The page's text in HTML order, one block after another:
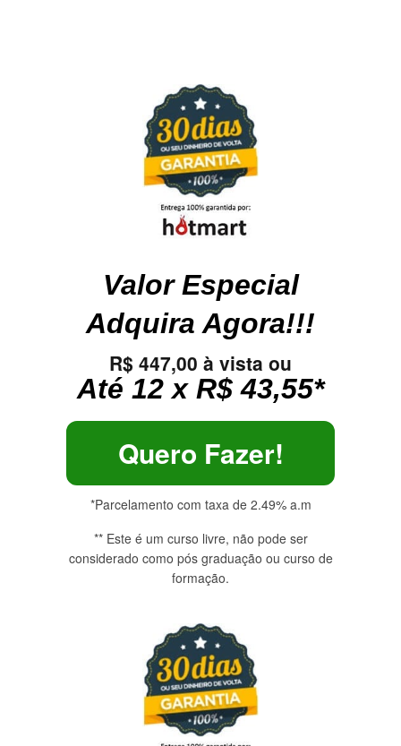
Valor Especial
Adquira Agora!!!
R$ 447,00 à vista ou
Até 12 x R$ 43,55*
Quero Fazer!
*Parcelamento com taxa de 2.49% a.m
** Este é um curso livre, não pode ser
considerado como pós graduação ou curso de
formação.